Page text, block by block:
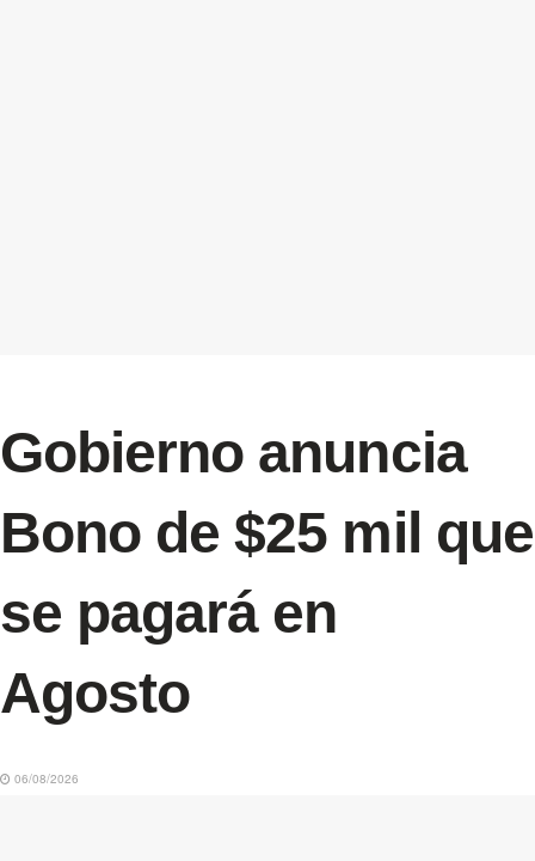
Gobierno anuncia
Bono de $25 mil que
se pagará en
Agosto
06/08/2026